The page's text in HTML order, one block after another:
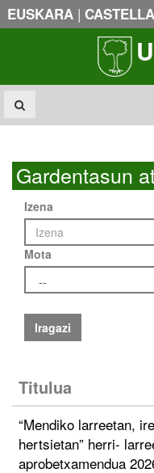
EUSKARA |
Gardentasun
Izena
Mota
Iragazi
Titulua
“Mendiko larreetan,
hertsietan” herri-
aprobetxamendua